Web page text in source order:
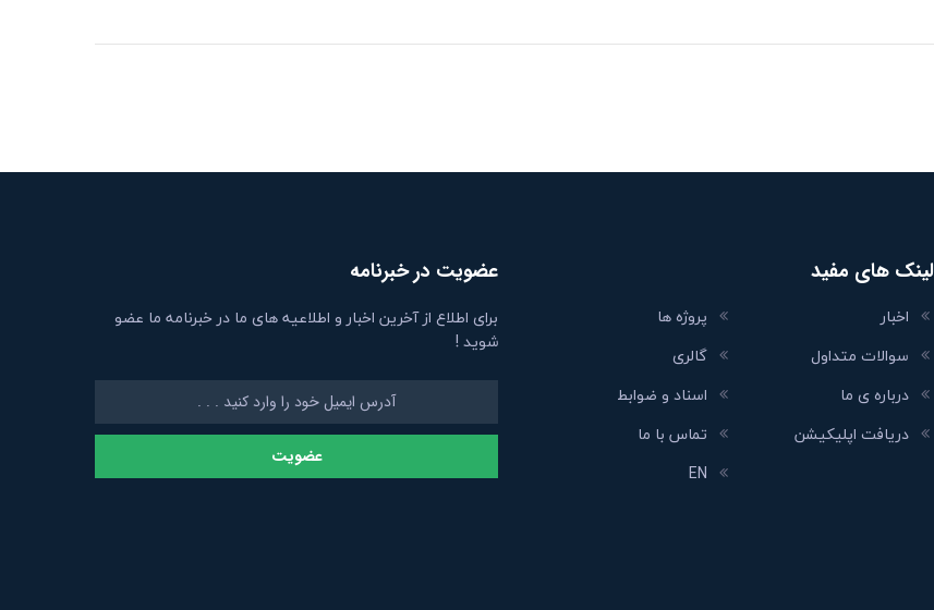
لینک های مفید
پروژه ها
اخبار
گالری
سوالات متداول
اسناد و ضوابط
درباره ی ما
تماس با ما
دریافت اپلیکیشن
EN
عضویت در خبرنامه
برای اطلاع از آخرین اخبار و اطلاعیه های ما در خبرنامه ما عضو
شوید !
عضویت